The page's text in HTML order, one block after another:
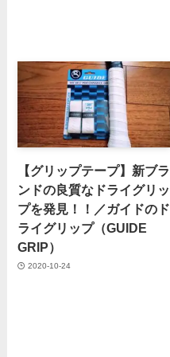
【グリップテープ】新ブラ
ンドの良質なドライグリッ
プを発見！！／ガイドのド
ライグリップ（GUIDE
GRIP）
2020-10-24